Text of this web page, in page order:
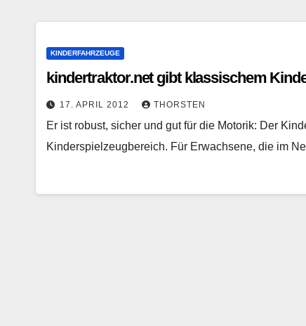
KINDERFAHRZEUGE
kindertraktor.net gibt klassischem
17. APRIL 2012 THORSTEN
Er ist robust, sicher und gut für die Motorik: Der
Kinderspielzeugbereich. Für Erwachsene, die im